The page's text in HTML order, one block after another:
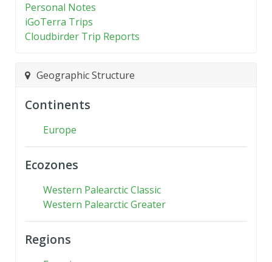
Personal Notes
iGoTerra Trips
Cloudbirder Trip Reports
Geographic Structure
Continents
Europe
Ecozones
Western Palearctic Classic
Western Palearctic Greater
Regions